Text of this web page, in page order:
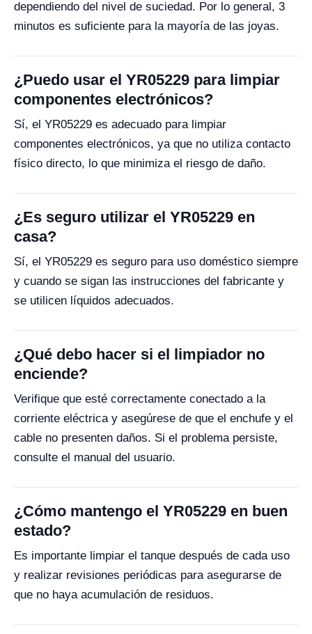
dependiendo del nivel de suciedad. Por lo general, 3
minutos es suficiente para la mayoría de las joyas.
¿Puedo usar el YR05229 para limpiar
componentes electrónicos?
Sí, el YR05229 es adecuado para limpiar
componentes electrónicos, ya que no utiliza contacto
físico directo, lo que minimiza el riesgo de daño.
¿Es seguro utilizar el YR05229 en
casa?
Sí, el YR05229 es seguro para uso doméstico siempre
y cuando se sigan las instrucciones del fabricante y
se utilicen líquidos adecuados.
¿Qué debo hacer si el limpiador no
enciende?
Verifique que esté correctamente conectado a la
corriente eléctrica y asegúrese de que el enchufe y el
cable no presenten daños. Si el problema persiste,
consulte el manual del usuario.
¿Cómo mantengo el YR05229 en buen
estado?
Es importante limpiar el tanque después de cada uso
y realizar revisiones periódicas para asegurarse de
que no haya acumulación de residuos.